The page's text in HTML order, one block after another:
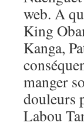
web. A
King
Kanga,
manger
douleurs
Labou